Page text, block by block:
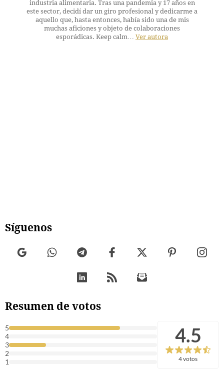
industria alimentaria. Tras una pandemia y 17 años en
este sector, decidí dar un giro profesional y dedicarme a
aquello que, hasta entonces, había sido una de mis
muchas aficiones y objeto de colaboraciones
esporádicas. Keep calm… Ver autora
Síguenos
Resumen de votos
5
4
3
2
1
4.5
4 votos